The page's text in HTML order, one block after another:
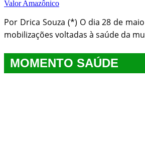
Valor Amazônico
Por Drica Souza (*) O dia 28 de
mobilizações voltadas à saúde da
MOMENTO SAÚDE